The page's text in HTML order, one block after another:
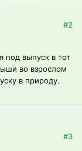
#2
под выпуск в тот
во взрослом
в природу.
#3